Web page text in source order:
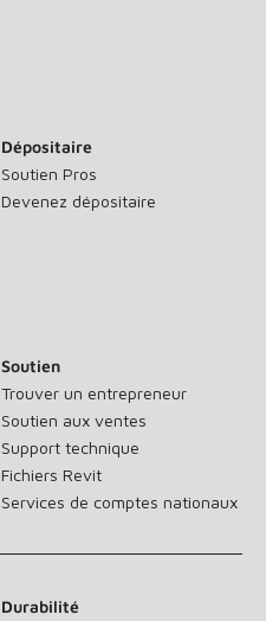
Dépositaire
Soutien Pros
Devenez dépositaire
Soutien
Trouver un entrepreneur
Soutien aux ventes
Support technique
Fichiers Revit
Services de comptes nationaux
Durabilité